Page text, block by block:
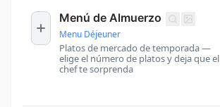
Menú de Almuerzo
Menu Déjeuner
Platos de mercado de temporada —
elige el número de platos y deja que el
chef te sorprenda